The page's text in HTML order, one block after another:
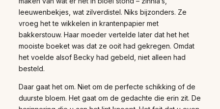
leeuwenbekjes, wat zilverdistel. Niks bijzonders. Ze
vroeg het te wikkelen in krantenpapier met
bakkerstouw. Haar moeder vertelde later dat het het
mooiste boeket was dat ze ooit had gekregen. Omdat
het voelde alsof Becky had gebeld, niet alleen had
besteld.
Daar gaat het om. Niet om de perfecte schikking of de
duurste bloem. Het gaat om de gedachte die erin zit. De